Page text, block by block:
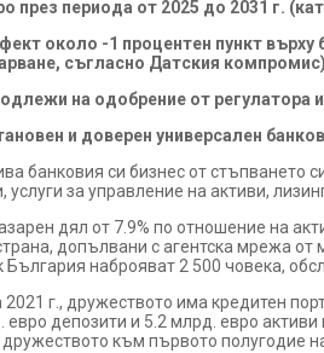
през периода от 2025 до 2031 г.
около -1 процентен пункт върху
съгласно Датския
на одобрение от регулатора
и доверен универсален
банковия си бизнес от стъпването
за управление на активи,
дял от 7.9% по отношение на
допълвани с агентска мрежа
наброяват 2 500 човека,
г., дружеството има кредитен
депозити и 5.2 млрд. евро
към първото полугодие